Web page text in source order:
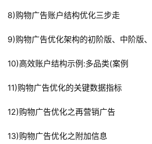
8)购物广告账户结构优化三步走
9)购物广告优化架构的初阶版、中阶版
10)高效账户结构示例:多品类(案例
11)购物广告优化的关键数据指标
12)购物广告优化之再营销广告
13)购物广告优化之附加信息